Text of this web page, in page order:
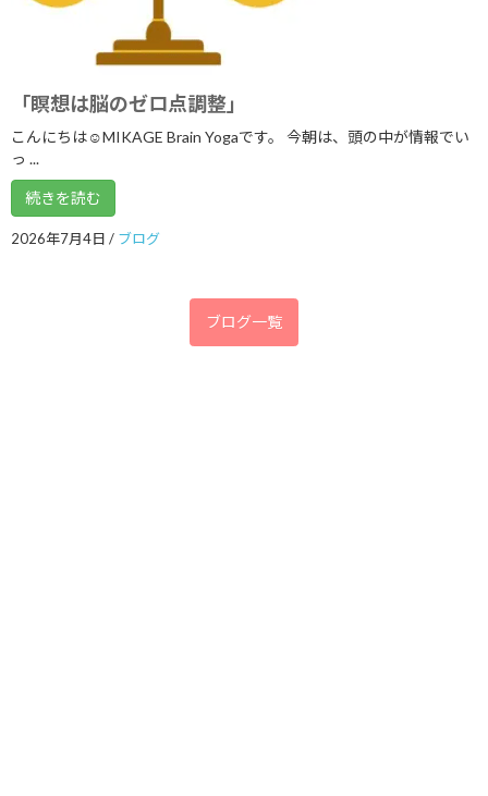
2017年12月
2017年11月
2017年10月
2017年9月
「瞑想は脳のゼロ点調整」
こんにちは☺MIKAGE Brain Yogaです。 今朝は、頭の中が情報でい
っ ...
続きを読む
2026年7月4日 / ブログ
ブログ一覧